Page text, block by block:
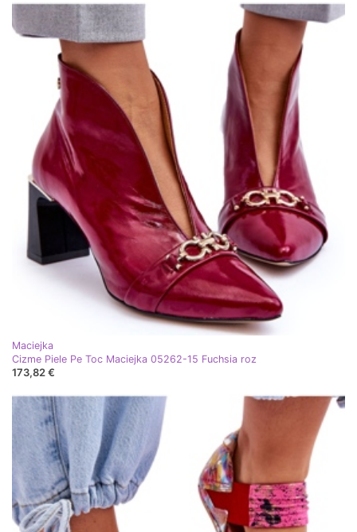
Maciejka
Cizme Piele Pe Toc Maciejka 05262-15 Fuchsia roz
173,82 €